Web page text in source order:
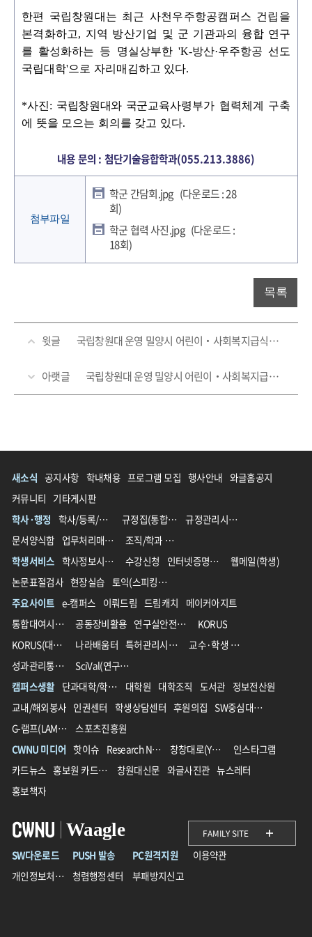
한편 국립창원대는 최근 사천우주항공캠퍼스 건립을
본격화하고, 지역 방산기업 및 군 기관과의 융합 연구
를 활성화하는 등 명실상부한 'K-방산·우주항공 선도
국립대학'으로 자리매김하고 있다.
*사진: 국립창원대와 국군교육사령부가 협력체계 구축
에 뜻을 모으는 회의를 갖고 있다.
내용 문의 : 첨단기술융합학과(055.213.3886)
첨부파일
학군 간담회.jpg (다운로드 : 28
회)
학군 협력 사진.jpg (다운로드 :
18회)
목록
윗글 국립창원대 운영 밀양시 어린이‧사회복지급식관리지원센터, ‘2026 상반기 운영위원회’ 개최
아랫글 국립창원대 운영 밀양시 어린이‧사회복지급식관리지원센터, ‘2026년 부모 현장 참관 프로그램 및 부모 대상 교육’ 실시
새소식 공지사항 학내채용 프로그램 모집 행사안내 와글홈공지
커뮤니티 기타게시판
학사·행정
학사/등록/장학 규정집(통합 전)
규정관리시스템(통합 후)
문서양식함
업무처리매뉴얼
조직/학과 영문명 가이드
학생서비스
학사정보시스템 수강신청 인터넷증명발급
웹메일(학생)
논문표절검사 현장실습
토익(스피킹)할인
주요사이트 e-캠퍼스 이뤄드림 드림캐치
메이커아지트
통합대여시스템
공동장비활용 연구실안전관리
KORUS
KORUS(대외서비스)
나라배움터 특허관리시스템
교수·학생 교육지원 통합플랫폼
성과관리통합시스템(IPMS)
SciVal(연구성과분석솔루션)
캠퍼스생활
단과대학/학과/학부 대학원 대학조직 도서관 정보전산원
교내/해외봉사 인권센터 학생상담센터 후원의집
SW중심대학사업단
G-램프(LAMP)사업단
스포츠진흥원
CWNU 미디어 핫이슈 Research News 창창대로(YouTube)
인스타그램
카드뉴스
홍보원 카드뉴스 창원대신문 와글사진관 뉴스레터
홍보책자
Waagle
SW다운로드 PUSH 발송 PC원격지원
이용약관
개인정보처리방침
청렴행정센터 부패방지신고
FAMILY SITE